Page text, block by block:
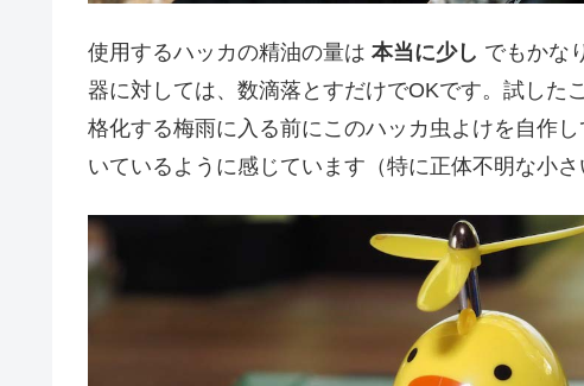
使用するハッカの精油の量は 本当に少し でもかな
器に対しては、数滴落とすだけでOKです。試した
格化する梅雨に入る前にこのハッカ虫よけを自作
いているように感じています（特に正体不明な小